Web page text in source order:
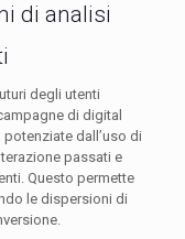
di analisi
degli utenti
di digital
dall’uso di
passati e
Questo permette
le dispersioni di